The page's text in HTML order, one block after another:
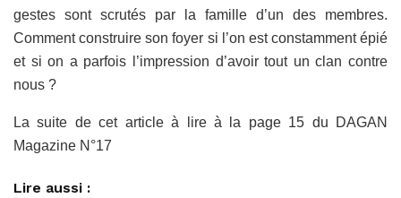
gestes sont scrutés par la famille d’un des membres.
Comment construire son foyer si l’on est constamment épié
et si on a parfois l’impression d’avoir tout un clan contre
nous ?
La suite de cet article à lire à la page 15 du DAGAN
Magazine N°17
Lire aussi :